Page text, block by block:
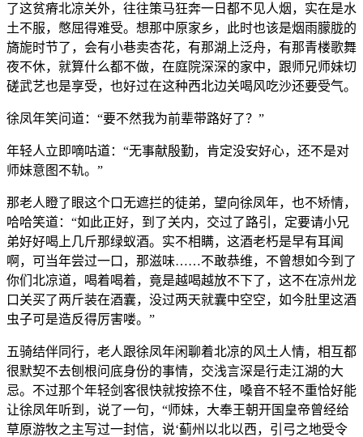
了这贫瘠北凉关外，往往策马狂奔一日都不见人烟，实在是水
土不服，憋屈得难受。想那中原家乡，此时也该是烟雨朦胧的
旖旎时节了，会有小巷卖杏花，有那湖上泛舟，有那青楼歌舞
夜不休，就算什么都不做，在庭院深深的家中，跟师兄师妹切
磋武艺也是享受，也好过在这种西北边关喝风吃沙还要受气。
徐凤年笑问道：“要不然我为前辈带路好了？”
年轻人立即嘀咕道：“无事献殷勤，肯定没安好心，还不是对
师妹意图不轨。”
那老人瞪了眼这个口无遮拦的徒弟，望向徐凤年，也不矫情，
哈哈笑道：“如此正好，到了关内，交过了路引，定要请小兄
弟好好喝上几斤那绿蚁酒。实不相瞒，这酒老朽是早有耳闻
啊，可当年尝过一口，那滋味……不敢恭维，不曾想如今到了
你们北凉道，喝着喝着，竟是越喝越放不下了，这不在凉州龙
口关买了两斤装在酒囊，没过两天就囊中空空，如今肚里这酒
虫子可是造反得厉害喽。”
五骑结伴同行，老人跟徐凤年闲聊着北凉的风土人情，相互都
很默契不去刨根问底身份的事情，交浅言深是行走江湖的大
忌。不过那个年轻剑客很快就按捺不住，嗓音不轻不重恰好能
让徐凤年听到，说了一句，“师妹，大奉王朝开国皇帝曾经给
草原游牧之主写过一封信，说‘蓟州以北以西，引弓之地受令